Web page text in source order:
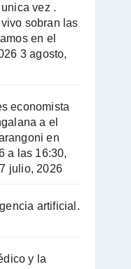
vez .
sobran las
en el
3 agosto,
economista
a el
en
a las 16:30,
julio, 2026
artificial.
y la